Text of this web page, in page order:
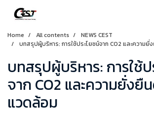
Home All contents
NEWS CEST
บทสรุปผู้บริหาร: การใช้ประโยชน์จาก CO2 และความ
บทสรุปผู้บริหาร: การใช้ป
จาก CO2 และความยั่งยื
แวดล้อม